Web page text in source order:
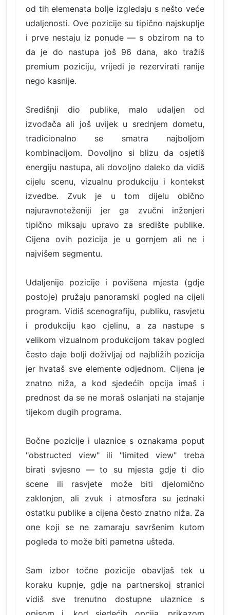
od tih elemenata bolje izgledaju s nešto veće
udaljenosti. Ove pozicije su tipično najskuplje
i prve nestaju iz ponude — s obzirom na to
da je do nastupa još 96 dana, ako tražiš
premium poziciju, vrijedi je rezervirati ranije
nego kasnije.
Središnji dio publike, malo udaljen od
izvođača ali još uvijek u srednjem dometu,
tradicionalno se smatra najboljom
kombinacijom. Dovoljno si blizu da osjetiš
energiju nastupa, ali dovoljno daleko da vidiš
cijelu scenu, vizualnu produkciju i kontekst
izvedbe. Zvuk je u tom dijelu obično
najuravnoteženiji jer ga zvučni inženjeri
tipično miksaju upravo za središte publike.
Cijena ovih pozicija je u gornjem ali ne i
najvišem segmentu.
Udaljenije pozicije i povišena mjesta (gdje
postoje) pružaju panoramski pogled na cijeli
program. Vidiš scenografiju, publiku, rasvjetu
i produkciju kao cjelinu, a za nastupe s
velikom vizualnom produkcijom takav pogled
često daje bolji doživljaj od najbližih pozicija
jer hvataš sve elemente odjednom. Cijena je
znatno niža, a kod sjedećih opcija imaš i
prednost da se ne moraš oslanjati na stajanje
tijekom dugih programa.
Bočne pozicije i ulaznice s oznakama poput
"obstructed view" ili "limited view" treba
birati svjesno — to su mjesta gdje ti dio
scene ili rasvjete može biti djelomično
zaklonjen, ali zvuk i atmosfera su jednaki
ostatku publike a cijena često znatno niža. Za
one koji se ne zamaraju savršenim kutom
pogleda to može biti pametna ušteda.
Sam izbor točne pozicije obavljaš tek u
koraku kupnje, gdje na partnerskoj stranici
vidiš sve trenutno dostupne ulaznice s